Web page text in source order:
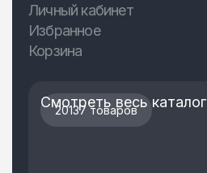
Личный кабинет
Избранное
Корзина
20137 товаров
Смотреть весь каталог